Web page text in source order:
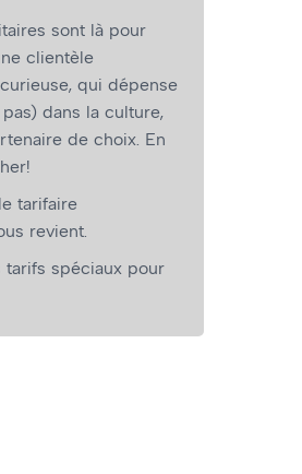
sont là pour
clientèle
qui dépense
pas) dans la culture,
de choix. En
tarifaire
revient.
tarifs spéciaux pour